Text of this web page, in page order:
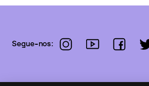
Segue-nos: instagramyoutubefacebook